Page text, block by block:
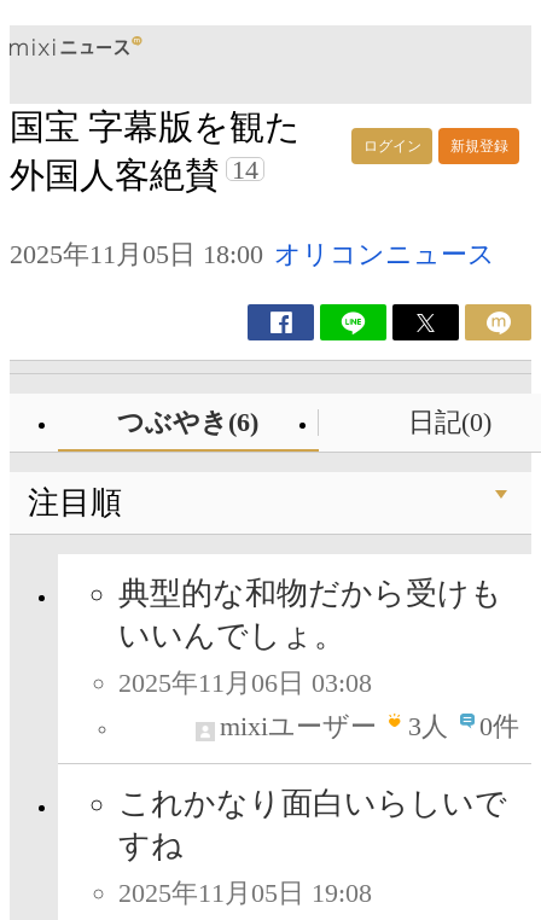
ログイン 新規登録
国宝 字幕版を観た
外国人客絶賛 14
2025年11月05日 18:00 オリコンニュース
つぶやき(6) 日記(0)
注目順
典型的な和物だから受けも
いいんでしょ。
2025年11月06日 03:08
mixiユーザー
3人 0件
これかなり面白いらしいで
すね
2025年11月05日 19:08